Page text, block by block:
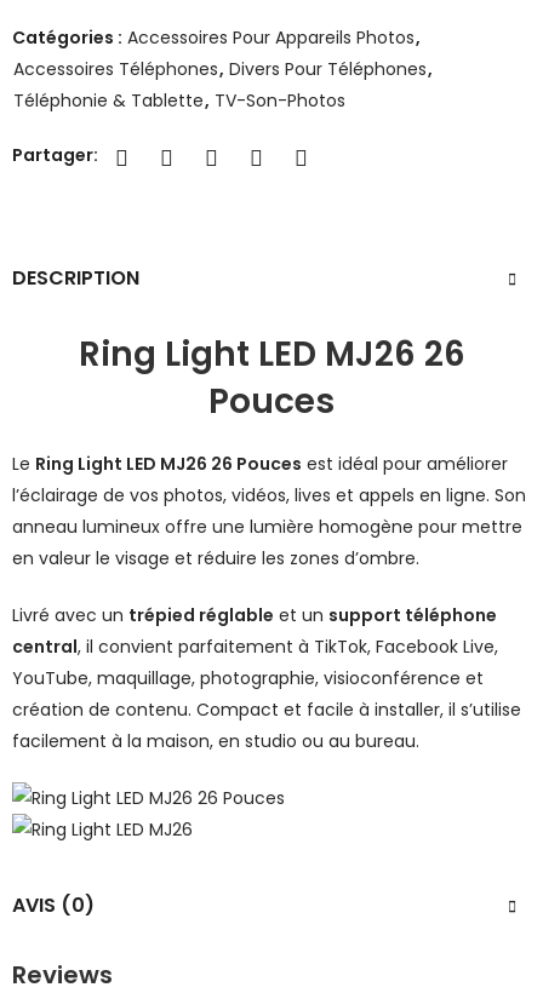
Catégories : Accessoires Pour Appareils Photos,
Accessoires Téléphones, Divers Pour Téléphones,
Téléphonie & Tablette, TV-Son-Photos
Partager:
DESCRIPTION
Ring Light LED MJ26 26
Pouces
Le Ring Light LED MJ26 26 Pouces est idéal pour améliorer
l’éclairage de vos photos, vidéos, lives et appels en ligne. Son
anneau lumineux offre une lumière homogène pour mettre
en valeur le visage et réduire les zones d’ombre.
Livré avec un trépied réglable et un support téléphone
central, il convient parfaitement à TikTok, Facebook Live,
YouTube, maquillage, photographie, visioconférence et
création de contenu. Compact et facile à installer, il s’utilise
facilement à la maison, en studio ou au bureau.
AVIS (0)
Reviews